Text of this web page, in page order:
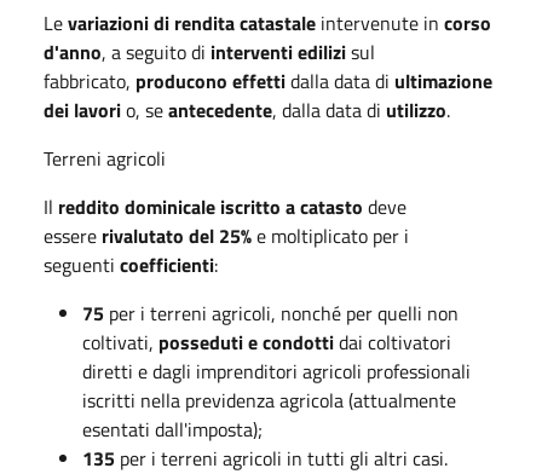
Levariazioni di rendita catastale intervenute in corso
d'anno, a seguito di interventi edilizisul
fabbricato, producono effettidalla data di ultimazione
dei lavorio, seantecedente, dalla data di utilizzo.
Terreni agricoli
Il reddito dominicale iscritto a catasto deve
essere rivalutato del 25%e moltiplicato per i
seguenti coefficienti:
75 per i terreni agricoli, nonché per quelli non
coltivati, posseduti e condottidai coltivatori
diretti e dagli imprenditori agricoli professionali
iscritti nella previdenza agricola (attualmente
esentati dall'imposta);
135 per i terreni agricoli in tutti gli altri casi.